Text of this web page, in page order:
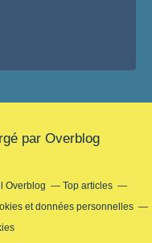
par Overblog
Overblog
Top articles
et données personnelles